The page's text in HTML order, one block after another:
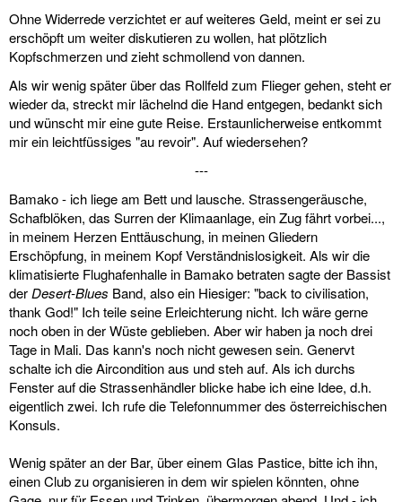
Ohne Widerrede verzichtet er auf weiteres Geld, meint er sei zu
erschöpft um weiter diskutieren zu wollen, hat plötzlich
Kopfschmerzen und zieht schmollend von dannen.
Als wir wenig später über das Rollfeld zum Flieger gehen, steht er
wieder da, streckt mir lächelnd die Hand entgegen, bedankt sich
und wünscht mir eine gute Reise. Erstaunlicherweise entkommt
mir ein leichtfüssiges "au revoir". Auf wiedersehen?
---
Bamako - ich liege am Bett und lausche. Strassengeräusche,
Schafblöken, das Surren der Klimaanlage, ein Zug fährt vorbei...,
in meinem Herzen Enttäuschung, in meinen Gliedern
Erschöpfung, in meinem Kopf Verständnislosigkeit. Als wir die
klimatisierte Flughafenhalle in Bamako betraten sagte der Bassist
derDesert-Blues Band, also ein Hiesiger: "back to civilisation,
thank God!" Ich teile seine Erleichterung nicht. Ich wäre gerne
noch oben in der Wüste geblieben. Aber wir haben ja noch drei
Tage in Mali. Das kann's noch nicht gewesen sein. Genervt
schalte ich die Aircondition aus und steh auf. Als ich durchs
Fenster auf die Strassenhändler blicke habe ich eine Idee, d.h.
eigentlich zwei. Ich rufe die Telefonnummer des österreichischen
Konsuls.
Wenig später an der Bar, über einem Glas Pastice, bitte ich ihn,
einen Club zu organisieren in dem wir spielen könnten, ohne